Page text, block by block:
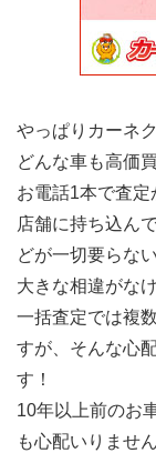
やっぱりカーネ
どんな車も高価
お電話1本で査定
店舗に持ち込ん
どが一切要らな
大きな相違がな
一括査定では複
すが、そんな心
す！
10年以上前のお
も心配いりませ